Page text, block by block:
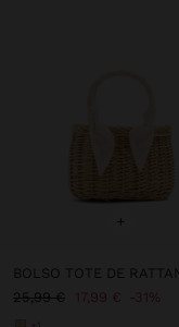
+
25,99 €
17,99 € 31%